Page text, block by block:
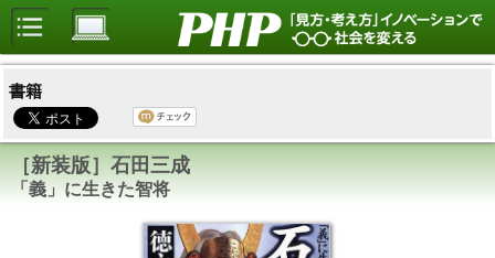
書籍
［新装版］石田三成
「義」に生きた智将